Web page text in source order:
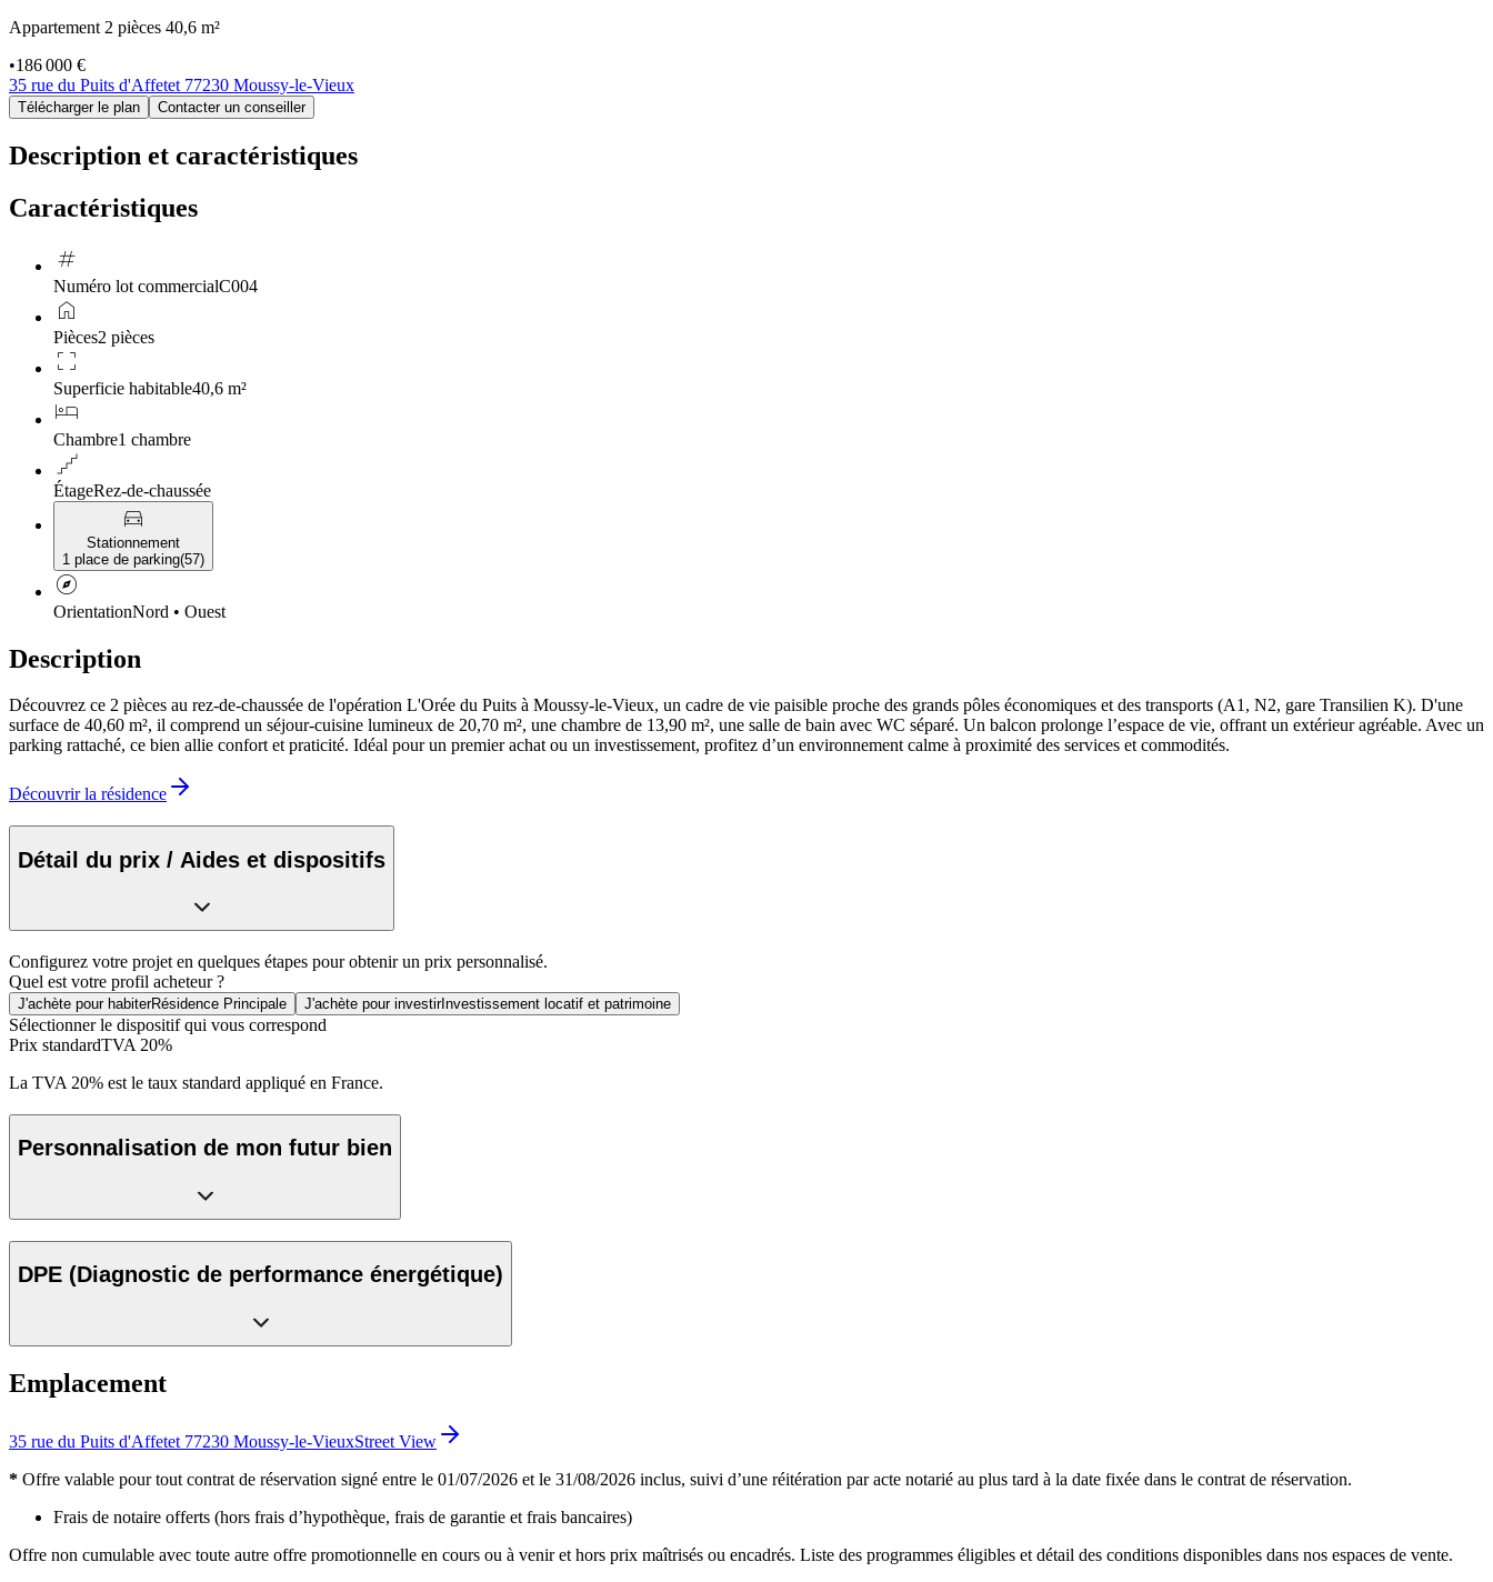
Appartement 2 pièces 40,6 m²
•186 000 €
35 rue du Puits d'Affetet 77230 Moussy-le-Vieux
Télécharger le plan Contacter un conseiller
Description et caractéristiques
Caractéristiques
tag
Numéro lot commercialC004
home
Pièces2 pièces
crop_free
Superficie habitable40,6 m²
hotel
Chambre1 chambre
floor
ÉtageRez-de-chaussée
directions_car
Stationnement
1 place de parking(57)
explore
OrientationNord • Ouest
Description
Découvrez ce 2 pièces au rez-de-chaussée de l'opération L'Orée du Puits à Moussy-le-Vieux, un cadre de vie paisible proche des grands pôles économiques et des transports (A1, N2, gare Transilien K). D'une
surface de 40,60 m², il comprend un séjour-cuisine lumineux de 20,70 m², une chambre de 13,90 m², une salle de bain avec WC séparé. Un balcon prolonge l’espace de vie, offrant un extérieur agréable. Avec un
parking rattaché, ce bien allie confort et praticité. Idéal pour un premier achat ou un investissement, profitez d’un environnement calme à proximité des services et commodités.
Découvrir la résidence
Détail du prix / Aides et dispositifs
Configurez votre projet en quelques étapes pour obtenir un prix personnalisé.
Quel est votre profil acheteur ?
J'achète pour habiterRésidence Principale J'achète pour investirInvestissement locatif et patrimoine
Sélectionner le dispositif qui vous correspond
Prix standardTVA 20%
La TVA 20% est le taux standard appliqué en France.
Personnalisation de mon futur bien
DPE (Diagnostic de performance énergétique)
Emplacement
35 rue du Puits d'Affetet 77230 Moussy-le-VieuxStreet View
* Offre valable pour tout contrat de réservation signé entre le 01/07/2026 et le 31/08/2026 inclus, suivi d’une réitération par acte notarié au plus tard à la date fixée dans le contrat de réservation.
Frais de notaire offerts (hors frais d’hypothèque, frais de garantie et frais bancaires)
Offre non cumulable avec toute autre offre promotionnelle en cours ou à venir et hors prix maîtrisés ou encadrés. Liste des programmes éligibles et détail des conditions disponibles dans nos espaces de vente.